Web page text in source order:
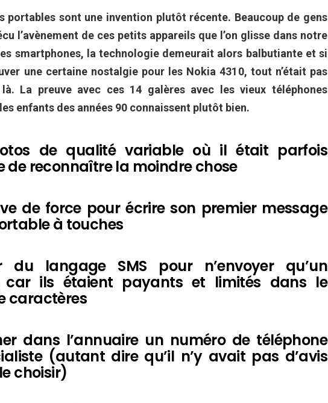
portables sont une invention plutôt récente. Beaucoup de gens
l’avènement de ces petits appareils que l’on glisse dans notre
smartphones, la technologie demeurait alors balbutiante et si
une certaine nostalgie pour les Nokia 4310, tout n’était pas
La preuve avec ces 14 galères avec les vieux téléphones
enfants des années 90 connaissent plutôt bien.
de qualité variable où il était parfois
de reconnaître la moindre chose
de force pour écrire son premier message
à touches
du langage SMS pour n’envoyer qu’un
car ils étaient payants et limités dans le
caractères
dans l’annuaire un numéro de téléphone
(autant dire qu’il n’y avait pas d’avis
choisir)